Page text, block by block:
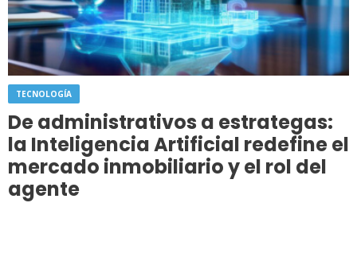
TECNOLOGÍA
De administrativos a estrategas:
la Inteligencia Artificial redefine el
mercado inmobiliario y el rol del
agente